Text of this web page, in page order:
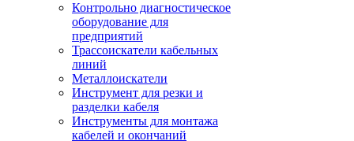
Контрольно диагностическое
оборудование для
предприятий
Трассоискатели кабельных
линий
Металлоискатели
Инструмент для резки и
разделки кабеля
Инструменты для монтажа
кабелей и окончаний